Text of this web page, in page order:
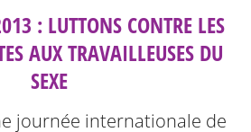
: LUTTONS CONTRE LES
AUX TRAVAILLEUSES DU
SEXE
journée internationale de